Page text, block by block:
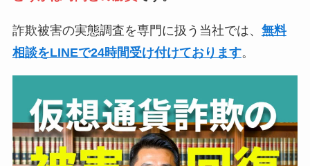
詐欺被害の実態調査を専門に扱う当社では、 無料
相談をLINEで24時間受け付けております。